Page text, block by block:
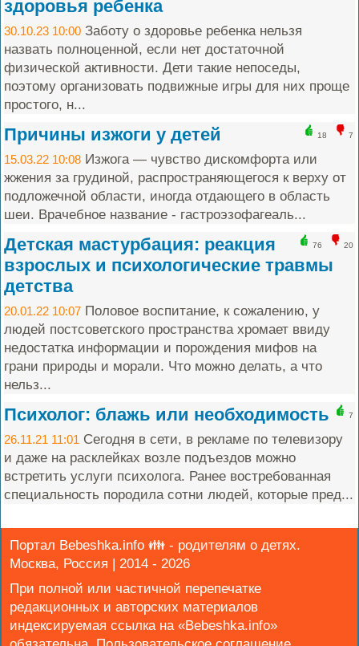
здоровья ребенка
30.10.23 10:00 Заботу о здоровье ребенка нельзя
назвать полноценной, если нет достаточной
физической активности. Дети такие непоседы,
поэтому организовать подвижные игры для них проще
простого, н...
18 7
Причины изжоги у детей
15.03.22 10:08 Изжога — чувство дискомфорта или
жжения за грудиной, распространяющегося к верху от
подложечной области, иногда отдающего в область
шеи. Врачебное название - гастроэзофагеаль...
76 20
Детская мастурбация: реакция
взрослых и психологические травмы
детства
20.01.22 10:07 Половое воспитание, к сожалению, у
людей постсоветского пространства хромает ввиду
недостатка информации и порождения мифов на
грани природы и морали. Что можно делать, а что
нельз...
7
Психолог: блажь или необходимость
26.11.21 11:01 Сегодня в сети, в рекламе по телевизору
и даже на расклейках возле подъездов можно
встретить услуги психолога. Ранее востребованная
специальность породила сотни людей, которые пред...
Портал Bebeshka.info 👪 - родителям о детях.
Москва, Россия | 2014 - 2026
При полной или частичной перепечатке
редакционных и авторских материалов
индексируемая ссылка на «Bebeshka.info»